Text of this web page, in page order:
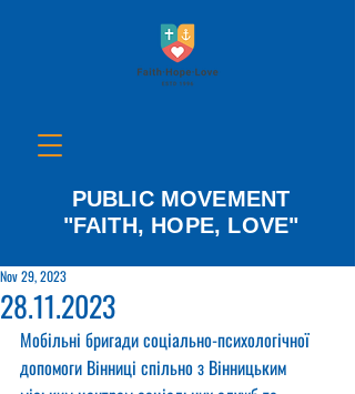
PUBLIC MOVEMENT
"FAITH, HOPE, LOVE"
28.11.2023
Nov 29, 2023
Мобільні бригади соціально-психологічної
допомоги Вінниці спільно з Вінницьким